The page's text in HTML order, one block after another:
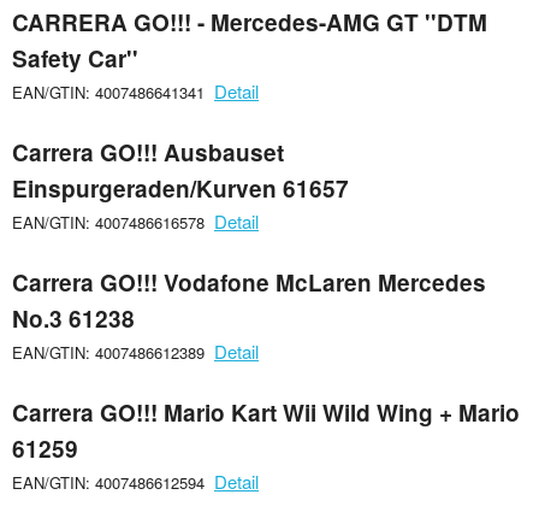
CARRERA GO!!! - Mercedes-AMG GT ''DTM
Safety Car''
EAN/GTIN: 4007486641341 Detail
Carrera GO!!! Ausbauset
Einspurgeraden/Kurven 61657
EAN/GTIN: 4007486616578 Detail
Carrera GO!!! Vodafone McLaren Mercedes
No.3 61238
EAN/GTIN: 4007486612389 Detail
Carrera GO!!! Mario Kart Wii Wild Wing + Mario
61259
EAN/GTIN: 4007486612594 Detail